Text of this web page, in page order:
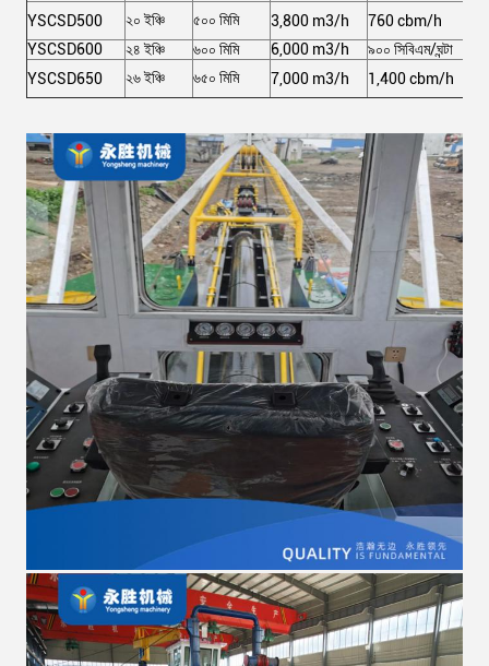
YSCSD500
২০ ইঞ্চি ৫০০ মিমি 3,800 m3/h 760 cbm/h
YSCSD600
২৪ ইঞ্চি ৬০০ মিমি 6,000 m3/h ৯০০ সিবিএম/ঘন্টা
YSCSD650
২৬ ইঞ্চি ৬৫০ মিমি 7,000 m3/h 1,400 cbm/h